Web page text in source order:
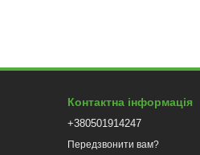
Контактна інформація
+380501914247
Передзвонити вам?